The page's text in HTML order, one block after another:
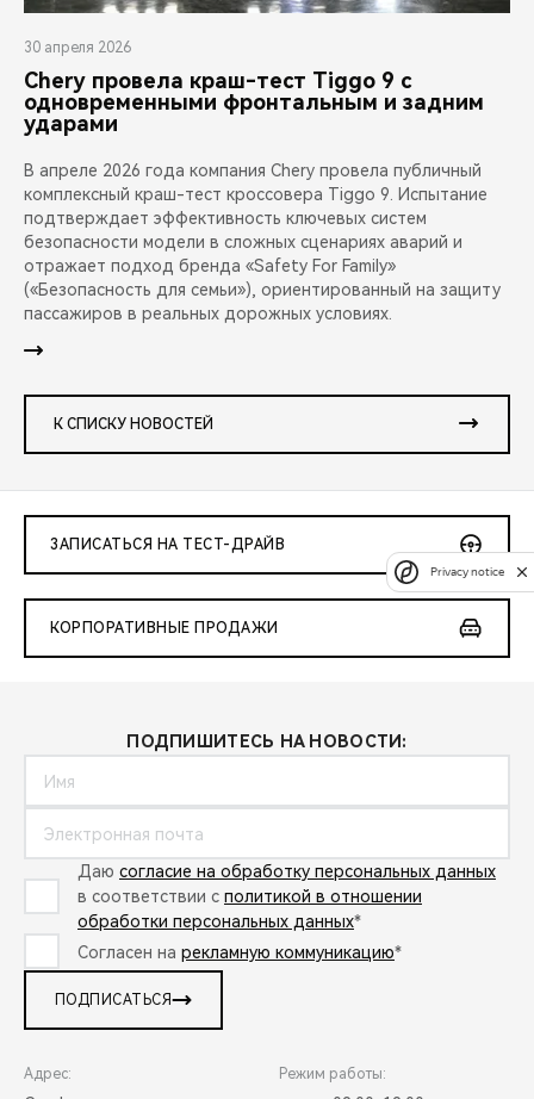
30 апреля 2026
Chery провела краш-тест Tiggo 9 с
одновременными фронтальным и задним
ударами
В апреле 2026 года компания Chery провела публичный
комплексный краш-тест кроссовера Tiggo 9. Испытание
подтверждает эффективность ключевых систем
безопасности модели в сложных сценариях аварий и
отражает подход бренда «Safety For Family»
(«Безопасность для семьи»), ориентированный на защиту
пассажиров в реальных дорожных условиях.
К СПИСКУ НОВОСТЕЙ
ЗАПИСАТЬСЯ НА ТЕСТ-ДРАЙВ
КОРПОРАТИВНЫЕ ПРОДАЖИ
ПОДПИШИТЕСЬ НА НОВОСТИ:
Даю согласие на обработку персональных данных
в соответствии с политикой в отношении
обработки персональных данных*
Согласен на рекламную коммуникацию*
ПОДПИСАТЬСЯ
Адрес: Режим работы:
Privacy notice